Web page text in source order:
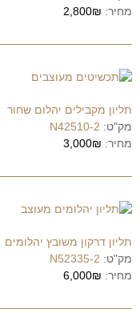
מחיר: 2,800₪
תליון מקבילים יהלום שחור
מק"ט: N42510-2
מחיר: 3,000₪
תליון דרקון משובץ יהלומים
מק"ט: N52335-2
מחיר: 6,000₪